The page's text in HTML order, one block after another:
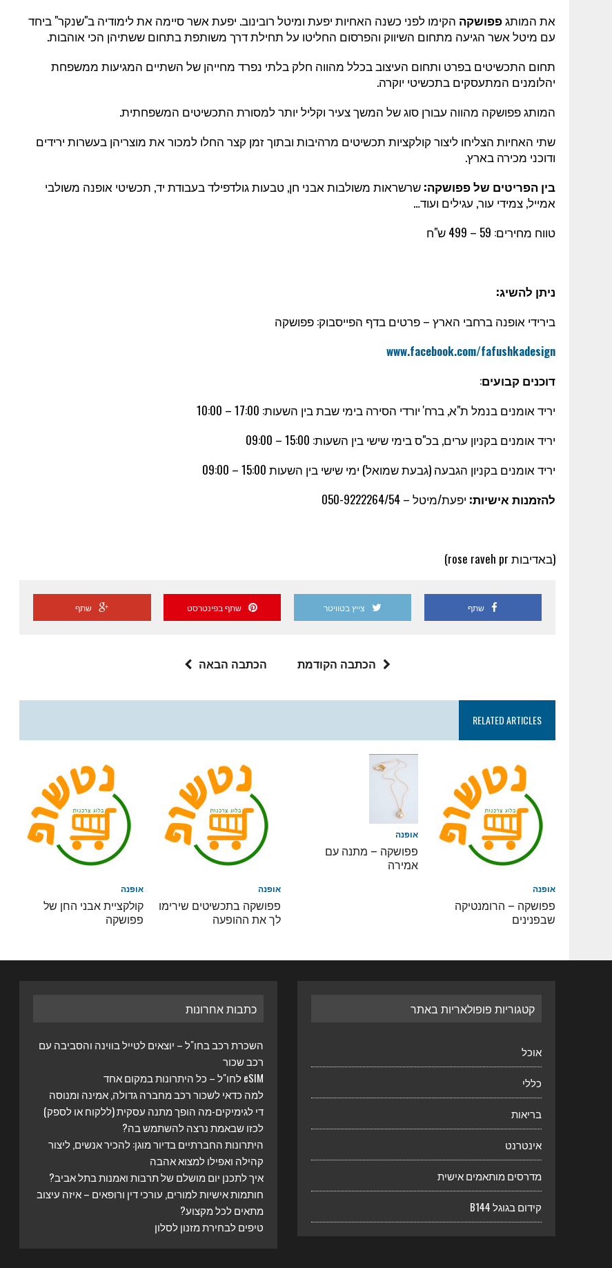
את המותגפפושקה הקימו לפני כשנה האחיות יפעת ומיטל רובינוב. יפעת אשר סיימה את לימודיה ב"שנקר" ביחד
עם מיטל אשר הגיעה מתחום השיווק והפרסום החליטו על תחילת דרך משותפת בתחום ששתיהן הכי אוהבות.
תחום התכשיטים בפרט ותחום העיצוב בכלל מהווה חלק בלתי נפרד מחייהן של השתיים המגיעות ממשפחת
יהלומנים המתעסקים בתכשיטי יוקרה.
המותג פפושקה מהווה עבורן סוג של המשך צעיר וקליל יותר למסורת התכשיטים המשפחתית.
שתי האחיות הצליחו ליצור קולקציות תכשיטים מרהיבות ובתוך זמן קצר החלו למכור את מוצריהן בעשרות ירידים
ודוכני מכירה בארץ.
בין הפריטים של פפושקה: שרשראות משולבות אבני חן, טבעות גולדפילד בעבודת יד, תכשיטי אופנה משולבי
אמייל, צמידי עור, עגילים ועוד…
טווח מחירים: 59 – 499 ש"ח
ניתן להשיג:
בירידי אופנה ברחבי הארץ – פרטים בדף הפייסבוק: פפושקה
www.facebook.com/fafushkadesign
דוכנים קבועים:
יריד אומנים בנמל ת"א, ברח' יורדי הסירה בימי שבת בין השעות: 00
:17 – 10:00
יריד אומנים בקניון ערים, בכ"ס בימי שישי בין השעות: 15:00 – 09:00
יריד אומנים בקניון הגבעה (גבעת שמואל) ימי שישי בין השעות 15:00 – 09:00
להזמנות אישיות: יפעת/מיטל – 050-9222264/54
(באדיבות rose raveh pr)
שתף צייץ בטוויטר שתף בפינטרסט שתף
הכתבה הקודמת הכתבה הבאה
RELATED ARTICLES
אופנה
פפושקה – הרומנטיקה
שבפנינים
אופנה
פפושקה – מתנה עם
אמירה
אופנה
פפושקה בתכשיטים שירימו
לך את ההופעה
אופנה
קולקציית אבני החן של
פפושקה
קטגוריות פופולאריות באתר
אוכל
כללי
בריאות
אינטרנט
מדרסים מותאמים אישית
קידום בגוגל B144
כתבות אחרונות
השכרת רכב בחו"ל – יוצאים לטייל בווינה והסביבה עם
רכב שכור
eSIM לחו"ל – כל היתרונות במקום אחד
למה כדאי לשכור רכב מחברה גדולה, אמינה ומנוסה
די לגימיקים-מה הופך מתנה עסקית (ללקוח או לספק)
לכזו שבאמת נרצה להשתמש בה?
היתרונות החברתיים בדיור מוגן: להכיר אנשים, ליצור
קהילה ואפילו למצוא אהבה
איך לתכנן יום מושלם של תרבות ואמנות בתל אביב?
חותמות אישיות למורים, עורכי דין ורופאים – איזה עיצוב
מתאים לכל מקצוע?
טיפים לבחירת מזנון לסלון